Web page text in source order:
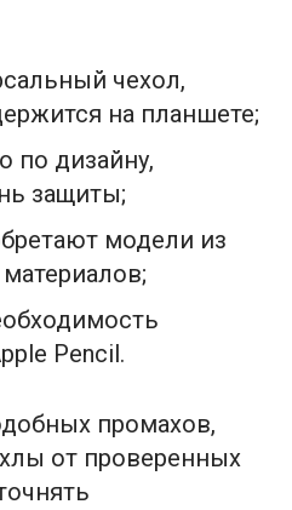
чехол,
на планшете;
по дизайну,
защиты;
модели из
Pencil.
промахов,
от проверенных